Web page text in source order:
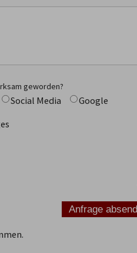
geworden?
Social Media
Google